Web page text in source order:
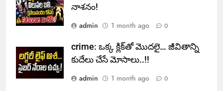
నాశనం!
admin
1 month ago 0
crime: ఒక్క క్లిక్‌తో మొదలై… జీవితాన్ని
కుదేలు చేసే మోసాలు..!!
admin
1 month ago 0